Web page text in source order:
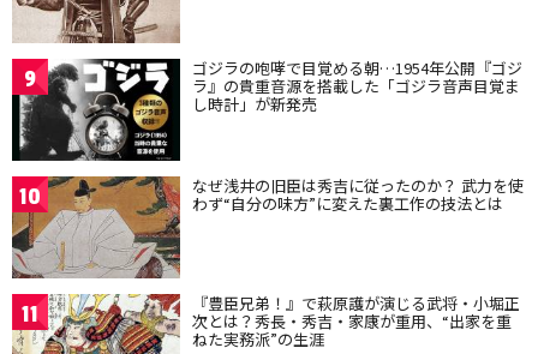
9 ゴジラの咆哮で目覚める朝…1954年公開『ゴジ
ラ』の貴重音源を搭載した「ゴジラ音声目覚ま
し時計」が新発売
10 なぜ浅井の旧臣は秀吉に従ったのか？ 武力を使
わず“自分の味方”に変えた裏工作の技法とは
11 『豊臣兄弟！』で萩原護が演じる武将・小堀正
次とは？秀長・秀吉・家康が重用、“出家を重
ねた実務派”の生涯